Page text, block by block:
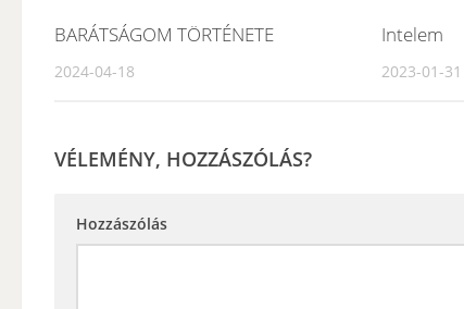
BARÁTSÁGOM TÖRTÉNETE
2024-04-18
Intelem
2023-01-31
VÉLEMÉNY, HOZZÁSZÓLÁS?
Hozzászólás